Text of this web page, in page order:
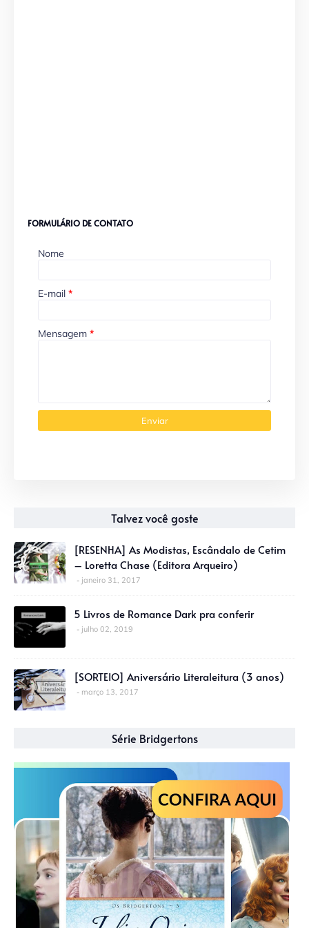
FORMULÁRIO DE CONTATO
Nome
E-mail *
Mensagem *
Talvez você goste
[RESENHA] As Modistas, Escândalo de Cetim
– Loretta Chase (Editora Arqueiro)
janeiro 31, 2017
5 Livros de Romance Dark pra conferir
julho 02, 2019
[SORTEIO] Aniversário Literaleitura (3 anos)
março 13, 2017
Série Bridgertons